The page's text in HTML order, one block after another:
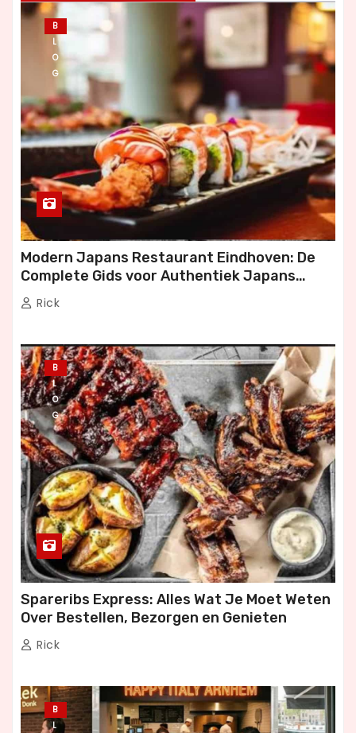
B
L
O
G
Modern Japans Restaurant Eindhoven: De
Complete Gids voor Authentiek Japans
Dineren
Rick
B
L
O
G
Spareribs Express: Alles Wat Je Moet Weten
Over Bestellen, Bezorgen en Genieten
Rick
B
L